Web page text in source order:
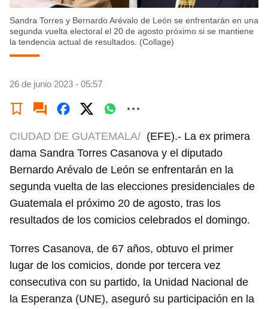
Sandra Torres y Bernardo Arévalo de León se enfrentarán en una
segunda vuelta electoral el 20 de agosto próximo si se mantiene
la tendencia actual de resultados. (Collage)
26 de junio 2023 - 05:57
CIUDAD DE GUATEMALA/ (EFE).- La ex primera
dama Sandra Torres Casanova y el diputado
Bernardo Arévalo de León se enfrentarán en la
segunda vuelta de las elecciones presidenciales de
Guatemala el próximo 20 de agosto, tras los
resultados de los comicios celebrados el domingo.
Torres Casanova, de 67 años, obtuvo el primer
lugar de los comicios, donde por tercera vez
consecutiva con su partido, la Unidad Nacional de
la Esperanza (UNE), aseguró su participación en la